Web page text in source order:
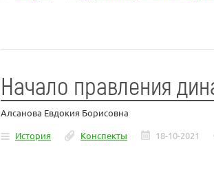
Начало правления
Алсанова Евдокия Борисовна
История
Конспекты 18-10-2021